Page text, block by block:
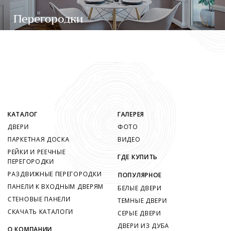
Перегородки
КАТАЛОГ
ДВЕРИ
ПАРКЕТНАЯ ДОСКА
РЕЙКИ И РЕЕЧНЫЕ
ПЕРЕГОРОДКИ
РАЗДВИЖНЫЕ ПЕРЕГОРОДКИ
ПАНЕЛИ К ВХОДНЫМ ДВЕРЯМ
СТЕНОВЫЕ ПАНЕЛИ
СКАЧАТЬ КАТАЛОГИ
О КОМПАНИИ
ГАЛЕРЕЯ
ФОТО
ВИДЕО
ГДЕ КУПИТЬ
ПОПУЛЯРНОЕ
БЕЛЫЕ ДВЕРИ
ТЕМНЫЕ ДВЕРИ
СЕРЫЕ ДВЕРИ
ДВЕРИ ИЗ ДУБА